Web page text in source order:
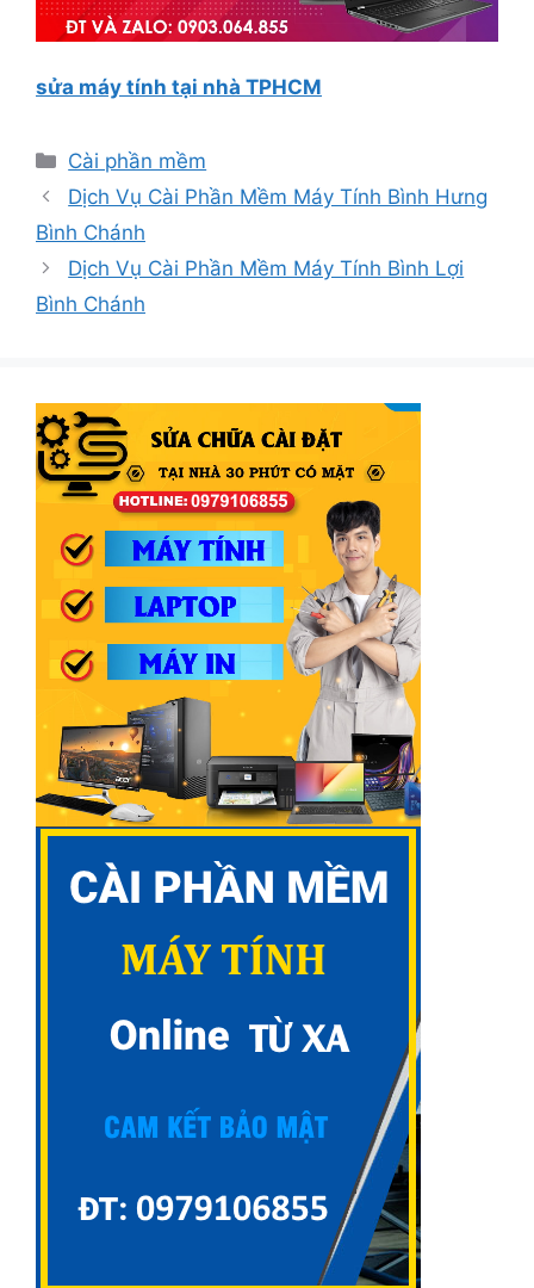
sửa máy tính tại nhà TPHCM
Danh
mục
Cài phần mềm
Dịch Vụ Cài Phần Mềm Máy Tính Bình Hưng
Bình Chánh
Dịch Vụ Cài Phần Mềm Máy Tính Bình Lợi
Bình Chánh